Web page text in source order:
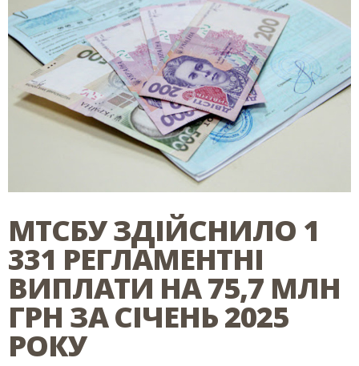
МТСБУ ЗДІЙСНИЛО 1
331 РЕГЛАМЕНТНІ
ВИПЛАТИ НА 75,7 МЛН
ГРН ЗА СІЧЕНЬ 2025
РОКУ